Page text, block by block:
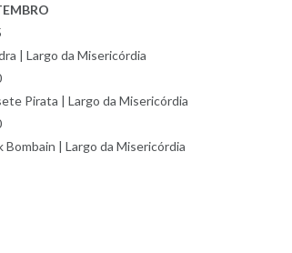
| Largo da Misericórdia
Pirata | Largo da Misericórdia
Bombain | Largo da Misericórdia